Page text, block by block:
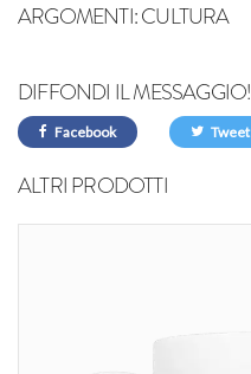
ARGOMENTI:CULTURA
DIFFONDI IL MESSAGGIO!
Facebook Tweet
ALTRI PRODOTTI